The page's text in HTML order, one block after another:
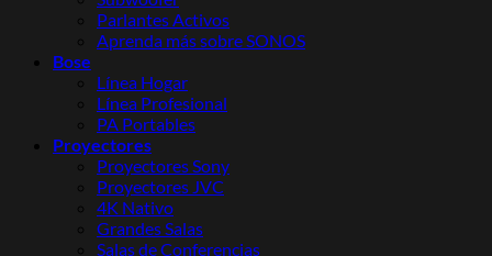
Parlantes Activos
Aprenda más sobre SONOS
Bose
Línea Hogar
Línea Profesional
PA Portables
Proyectores
Proyectores Sony
Proyectores JVC
4K Nativo
Grandes Salas
Salas de Conferencias